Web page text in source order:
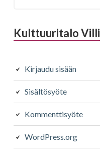
Kulttuuritalo Villi
Kirjaudu sisään
Sisältösyöte
Kommenttisyöte
WordPress.org